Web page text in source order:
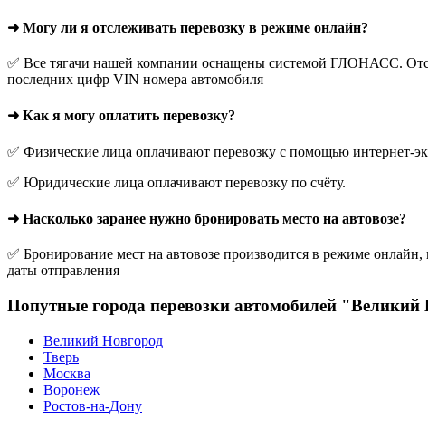
➜ Могу ли я отслеживать перевозку в режиме онлайн?
✅ Все тягачи нашей компании оснащены системой ГЛОНАСС.
последних цифр VIN номера автомобиля
➜ Как я могу оплатить перевозку?
✅ Физические лица оплачивают перевозку с помощью интернет-
✅ Юридические лица оплачивают перевозку по счёту.
➜ Насколько заранее нужно бронировать место на автовозе?
✅ Бронирование мест на автовозе производится в режиме
даты отправления
Попутные города перевозки автомобилей
Великий Новгород
Тверь
Москва
Воронеж
Ростов-на-Дону